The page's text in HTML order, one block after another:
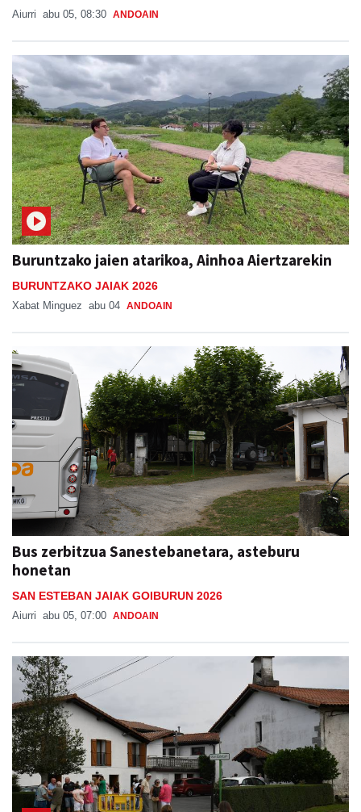
Aiurri abu 05, 08:30 ANDOAIN
Buruntzako jaien atarikoa, Ainhoa Aiertzarekin
BURUNTZAKO JAIAK 2026
Xabat Minguez abu 04 ANDOAIN
Bus zerbitzua Sanestebanetara, asteburu
honetan
SAN ESTEBAN JAIAK GOIBURUN 2026
Aiurri abu 05, 07:00 ANDOAIN